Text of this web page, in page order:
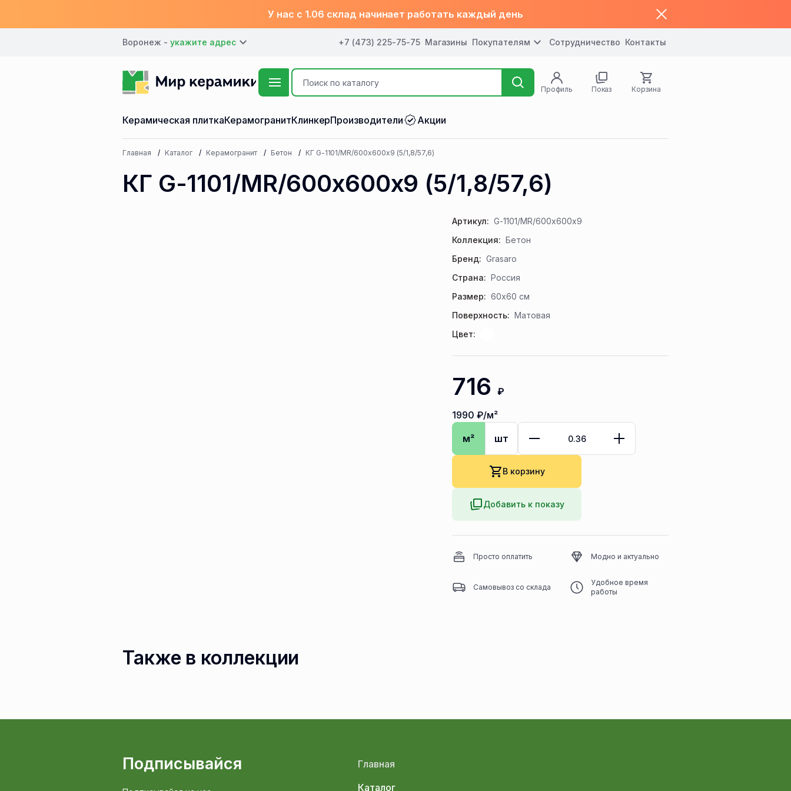
У нас с 1.06 склад начинает работать каждый день
Воронеж - +7 (473) 225-75-75 Магазины Покупателям Сотрудничество Контакты
Профиль Показ Корзина
Керамическая плиткаКерамогранитКлинкерПроизводители Акции
Главная Каталог Керамогранит Бетон КГ G-1101/MR/600x600x9 (5/1,8/57,6)
КГ G-1101/MR/600x600x9 (5/1,8/57,6)
Артикул: G-1101/MR/600x600x9
Коллекция: Бетон
Бренд: Grasaro
Страна: Россия
Размер: 60x60 см
Поверхность: Матовая
Цвет:
716 ₽
1990 ₽/м²
м²
шт
В корзину
Добавить к показу
Просто оплатить Модно и актуально
Самовывоз со склада
Удобное время
работы
Также в коллекции
Подписывайся
Главная
Каталог